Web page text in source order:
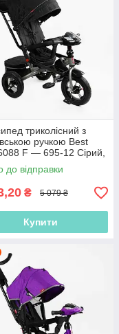
триколісний з
ручкою Best
F — 695-12 Сірий,
сидінням,
до відправки
₴ 5 079 ₴
Купити